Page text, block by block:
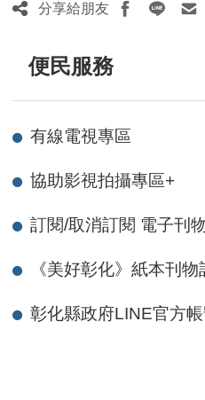
便民服務
有線電視專區
協助影視拍攝專區+
訂閱/取消訂閱 電子刊
《美好彰化》紙本刊
彰化縣政府LINE官方
分享給朋友